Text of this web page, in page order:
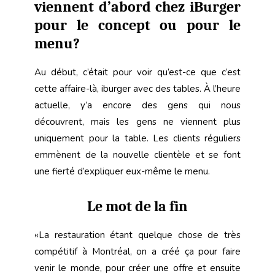
viennent d’abord chez iBurger
pour le concept ou pour le
menu?
Au début, c’était pour voir qu’est-ce que c’est
cette affaire-là, iburger avec des tables. À l’heure
actuelle, y’a encore des gens qui nous
découvrent, mais les gens ne viennent plus
uniquement pour la table. Les clients réguliers
emmènent de la nouvelle clientèle et se font
une fierté d’expliquer eux-même le menu.
Le mot de la fin
«La restauration étant quelque chose de très
compétitif à Montréal, on a créé ça pour faire
venir le monde, pour créer une offre et ensuite